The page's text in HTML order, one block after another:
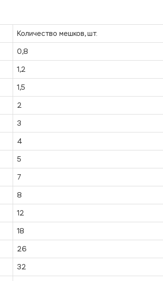
Количество мешков, шт.
0,8
1,2
1,5
2
3
4
5
7
8
12
18
26
32